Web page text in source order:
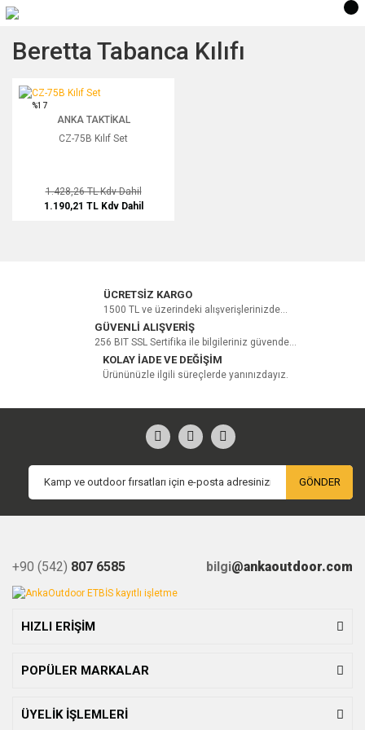
Beretta Tabanca Kılıfı
CZ-75B Kılıf Set
%17
ANKA TAKTIKAL
CZ-75B Kılıf Set
1.428,26 TLKdv Dahil
1.190,21 TL Kdv Dahil
ÜCRETSİZ KARGO
1500 TL ve üzerindeki alışverişlerinizde...
GÜVENLİ ALIŞVERİŞ
256 BIT SSL Sertifika ile bilgileriniz güvende...
KOLAY İADE VE DEĞİŞİM
Ürününüzle ilgili süreçlerde yanınızdayız.
GÖNDER
+90 (542) 807 6585 bilgi@ankaoutdoor.com
HIZLI ERİŞİM
POPÜLER MARKALAR
ÜYELİK İŞLEMLERİ